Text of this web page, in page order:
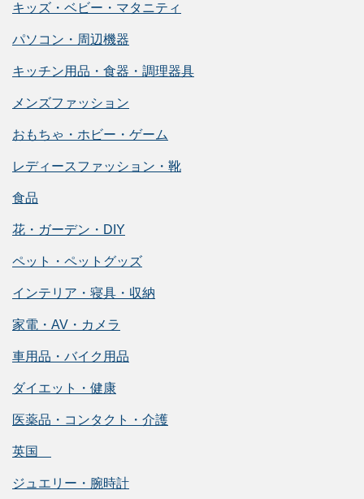
キッズ・ベビー・マタニティ
パソコン・周辺機器
キッチン用品・食器・調理器具
メンズファッション
おもちゃ・ホビー・ゲーム
レディースファッション・靴
食品
花・ガーデン・DIY
ペット・ペットグッズ
インテリア・寝具・収納
家電・AV・カメラ
車用品・バイク用品
ダイエット・健康
医薬品・コンタクト・介護
英国
ジュエリー・腕時計